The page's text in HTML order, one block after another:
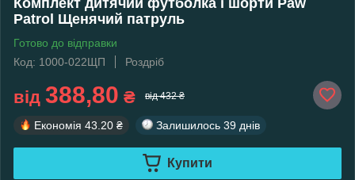
Patrol Щенячий патруль
Готово до відправки
Код: 1000-022ЩП
Роздріб
від 388,80 ₴ від 432 ₴
Економія 43.20 ₴ Залишилось 39 днів
Купити